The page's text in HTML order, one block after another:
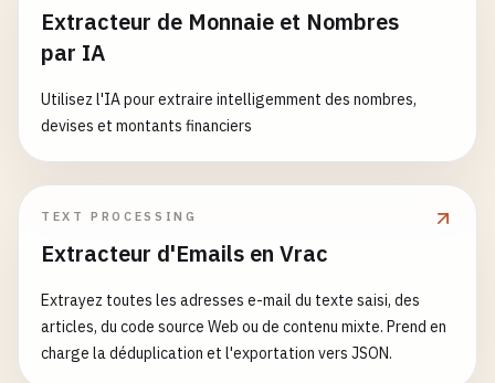
Extracteur de Monnaie et Nombres
par IA
Utilisez l'IA pour extraire intelligemment des nombres,
devises et montants financiers
TEXT PROCESSING
Extracteur d'Emails en Vrac
Extrayez toutes les adresses e-mail du texte saisi, des
articles, du code source Web ou de contenu mixte. Prend en
charge la déduplication et l'exportation vers JSON.